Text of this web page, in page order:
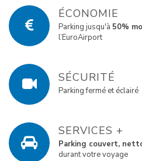
ÉCONOMIE
Parking jusqu'à 50%
l’EuroAirport
SÉCURITÉ
Parking fermé et éclairé
SERVICES +
Parking couvert,
durant votre voyage